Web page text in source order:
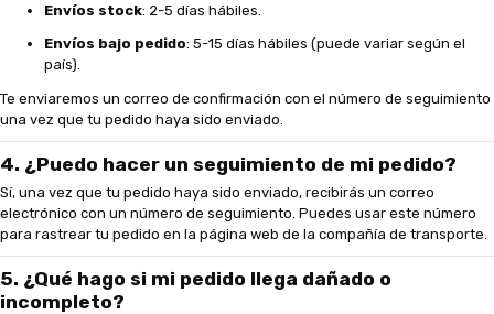
Envíos stock: 2-5 días hábiles.
Envíos bajo pedido: 5-15 días hábiles (puede variar según el
país).
Te enviaremos un correo de confirmación con el número de seguimiento
una vez que tu pedido haya sido enviado.
4. ¿Puedo hacer un seguimiento de mi pedido?
Sí, una vez que tu pedido haya sido enviado, recibirás un correo
electrónico con un número de seguimiento. Puedes usar este número
para rastrear tu pedido en la página web de la compañía de transporte.
5. ¿Qué hago si mi pedido llega dañado o
incompleto?